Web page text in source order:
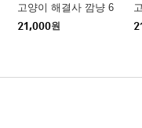
고양이 해결사 깜냥 6
21,000원